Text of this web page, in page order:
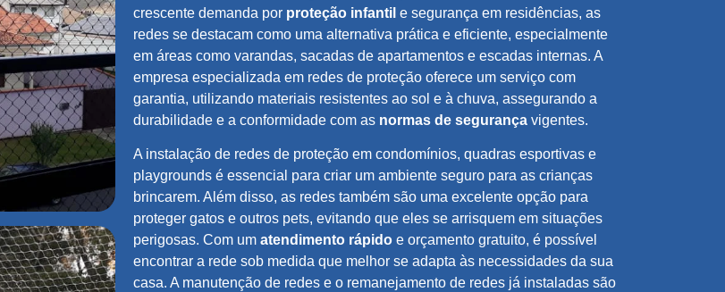
crescente demanda por proteção infantil e segurança em residências, as
redes se destacam como uma alternativa prática e eficiente, especialmente
em áreas como varandas, sacadas de apartamentos e escadas internas. A
empresa especializada em redes de proteção oferece um serviço com
garantia, utilizando materiais resistentes ao sol e à chuva, assegurando a
durabilidade e a conformidade com as normas de segurança vigentes.
A instalação de redes de proteção em condomínios, quadras esportivas e
playgrounds é essencial para criar um ambiente seguro para as crianças
brincarem. Além disso, as redes também são uma excelente opção para
proteger gatos e outros pets, evitando que eles se arrisquem em situações
perigosas. Com um atendimento rápido e orçamento gratuito, é possível
encontrar a rede sob medida que melhor se adapta às necessidades da sua
casa. A manutenção de redes e o remanejamento de redes já instaladas são